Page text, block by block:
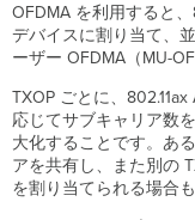
OFDMA を利用すると
デバイスに割り当て、
ーザー OFDMA（MU-
TXOP ごとに、
応じてサブキャリア数
大化することです。あ
アを共有し、また別の
を割り当てられる場合も